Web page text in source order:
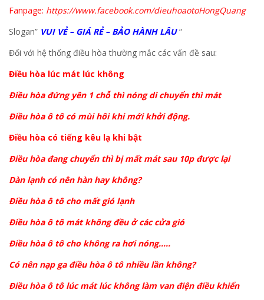
Fanpage: https://www.facebook.com/dieuhoaotoHongQuang
Slogan” VUI VẺ – GIÁ RẺ – BẢO HÀNH LÂU “
Đối với hệ thống điều hòa thường mắc các vấn đề sau:
Điều hòa lúc mát lúc không
Điều hòa đứng yên 1 chỗ thì nóng di chuyển thì mát
Điều hòa ô tô có mùi hôi khi mới khởi động.
Điều hòa có tiếng kêu lạ khi bật
Điều hòa đang chuyển thì bị mất mát sau 10p được lại
Dàn lạnh có nên hàn hay không?
Điều hòa ô tô cho mất gió lạnh
Điều hòa ô tô mát không đều ở các cửa gió
Điều hòa ô tô cho không ra hơi nóng…..
Có nên nạp ga điều hòa ô tô nhiều lần không?
Điều hòa ô tô lúc mát lúc không làm van điện điều khiển